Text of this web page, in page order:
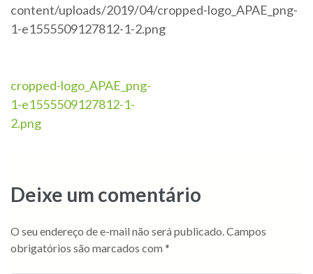
content/uploads/2019/04/cropped-logo_APAE_png-
1-e1555509127812-1-2.png
cropped-logo_APAE_png-
1-e1555509127812-1-
2.png
Deixe um comentário
O seu endereço de e-mail não será publicado.Campos
obrigatórios são marcados com *